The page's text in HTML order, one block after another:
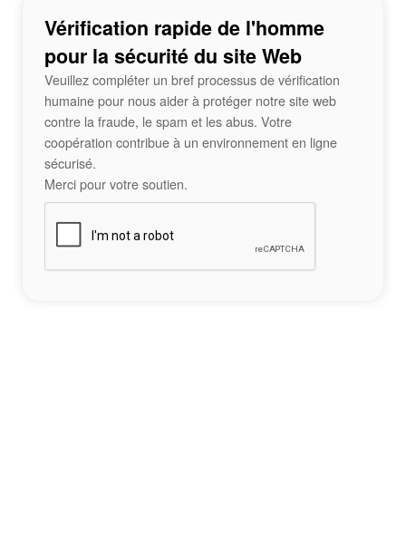
Vérification rapide de l'homme
pour la sécurité du site Web
Veuillez compléter un bref processus de vérification
humaine pour nous aider à protéger notre site web
contre la fraude, le spam et les abus. Votre
coopération contribue à un environnement en ligne
sécurisé.
Merci pour votre soutien.